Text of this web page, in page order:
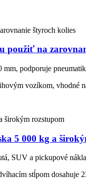
použiť na
podporuje
vozíkom, vhodné
5 000 kg a
SUV a pickupové
stĺpom